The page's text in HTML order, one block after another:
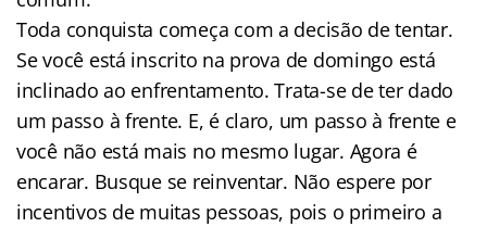
Toda conquista começa com a decisão de tentar.
Se você está inscrito na prova de domingo está
inclinado ao enfrentamento. Trata-se de ter dado
um passo à frente. E, é claro, um passo à frente e
você não está mais no mesmo lugar. Agora é
encarar. Busque se reinventar. Não espere por
incentivos de muitas pessoas, pois o primeiro a